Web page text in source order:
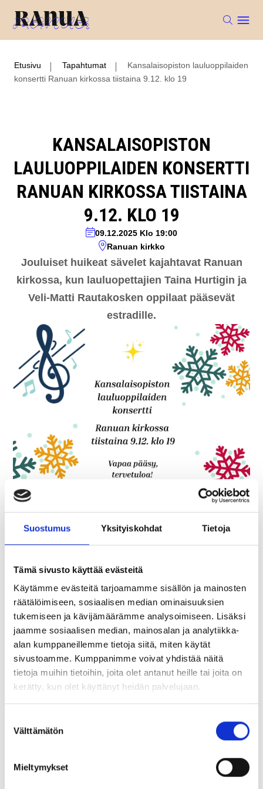
Suostumus Yksityiskohdat Tietoja
Tämä sivusto käyttää evästeitä
Käytämme evästeitä tarjoamamme sisällön ja mainosten
räätälöimiseen, sosiaalisen median ominaisuuksien
tukemiseen ja kävijämäärämme analysoimiseen. Lisäksi
jaamme sosiaalisen median, mainosalan ja analytiikka-
alan kumppaneillemme tietoja siitä, miten käytät
sivustoamme. Kumppanimme voivat yhdistää näitä
tietoja muihin tietoihin, joita olet antanut heille tai joita on
kerätty, kun olet käyttänyt heidän palvelujaan.
valinta
Välttämätön
Mieltymykset
Etusivu Tapahtumat
Kansalaisopiston lauluoppilaiden
konsertti Ranuan kirkossa tiistaina 9.12. klo 19
KANSALAISOPISTON
LAULUOPPILAIDEN KONSERTTI
RANUAN KIRKOSSA TIISTAINA
9.12. KLO 19
09.12.2025 Klo 19:00
Ranuan kirkko
Jouluiset huikeat sävelet kajahtavat Ranuan
kirkossa, kun lauluopettajien Taina Hurtigin ja
Veli-Matti Rautakosken oppilaat pääsevät
estradille.
Lauluissa vuorottelee piano- ja urkusäestys.
Konserttiin on vapaa pääsy ja kaikki ovat tervetulleita
kuuntelemaan suloiseen ja aina yhtä ihanaan joulun
odotukseen saattelevaa musiikkia.
Jaa:
UUSIMMAT TAPAHTUMAT